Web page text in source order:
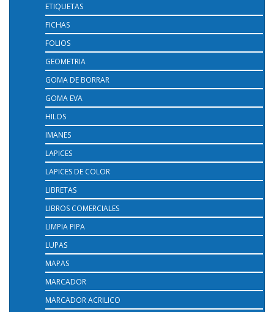
ETIQUETAS
FICHAS
FOLIOS
GEOMETRIA
GOMA DE BORRAR
GOMA EVA
HILOS
IMANES
LAPICES
LAPICES DE COLOR
LIBRETAS
LIBROS COMERCIALES
LIMPIA PIPA
LUPAS
MAPAS
MARCADOR
MARCADOR ACRILICO